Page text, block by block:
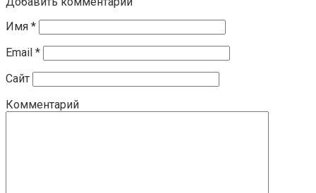
Имя *
Email *
Сайт
Комментарий